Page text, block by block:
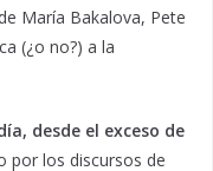
María Bakalova, Pete
(¿o no?) a la
desde el exceso de
por los discursos de